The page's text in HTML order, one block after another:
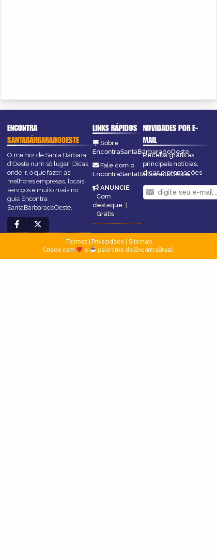
ENCONTRA
SANTABÁRBARADOOESTE
O melhor de Santa Bárbara
d’Oeste num só lugar! Dicas,
onde ir, o que fazer, as
melhores empresas, locais,
serviços e muito mais no
guia Encontra
SantaBárbaradoOeste.
LINKS RÁPIDOS
Sobre
EncontraSantaBárbaradoOeste
Fale com o
EncontraSantaBárbaradoOeste
ANUNCIE:
Com
destaque |
Grátis
NOVIDADES POR E-
MAIL
Receba grátis as
principais notícias,
dicas e promoções
Termos| Privacidade
Sitemap
Criado com
e pelo time do EncontraBrasil